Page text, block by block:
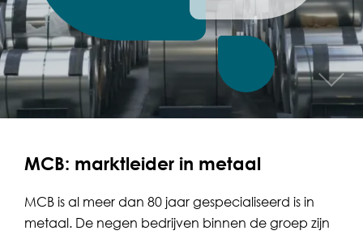
MCB: marktleider in metaal
MCB is al meer dan 80 jaar gespecialiseerd is in
metaal. De negen bedrijven binnen de groep zijn